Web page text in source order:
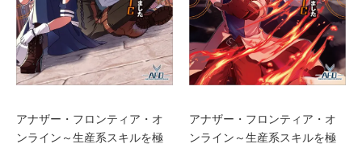
アナザー・フロンティア・オ
ンライン～生産系スキルを極
アナザー・フロンティア・オ
ンライン～生産系スキルを極